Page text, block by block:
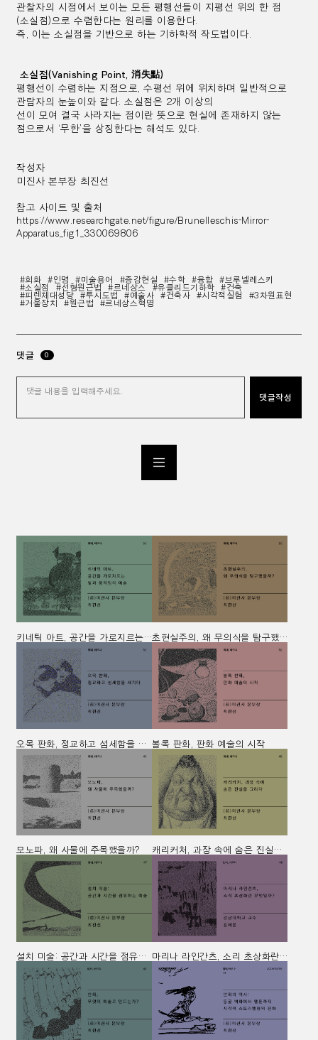
관찰자의 시점에서 보이는 모든 평행선들이 지평선 위의 한 점
(소실점)으로 수렴한다는 원리를 이용한다.
즉, 이는 소실점을 기반으로 하는 기하학적 작도법이다.
소실점(Vanishing Point, 消失點)
평행선이 수렴하는 지점으로, 수평선 위에 위치하며 일반적으로
관람자의 눈높이와 같다. 소실점은 2개 이상의
선이 모여 결국 사라지는 점이란 뜻으로 현실에 존재하지 않는
점으로서 ‘무한’을 상징한다는 해석도 있다.
작성자
미진사 본부장 최진선
참고 사이트 및 출처
https://www.researchgate.net/figure/Brunelleschis-Mirror-
Apparatus_fig1_330069806
#회화 #인명 #미술용어 #증강현실 #수학 #융합
#브루넬레스키
#소실점
#선형원근법 #르네상스 #유클리드기하학
#건축
#피렌체대성당
#투시도법 #예술사 #건축사 #시각적실험
#3차원표현
#거울장치
#원근법 #르네상스혁명
댓글 0
키네틱 아트, 공간을 가로지르는 빛과 움직임의 예술 초현실주의, 왜 무의식을 탐구했을까?
오목 판화, 정교하고 섬세함을 새기다 볼록 판화, 판화 예술의 시작
모노파, 왜 사물에 주목했을까? 캐리커처, 과장 속에 숨은 진실을 그리다
설치 미술: 공간과 시간을 점유하는 예술 마리나 라인간츠, 소리 초상화란 무엇일까?